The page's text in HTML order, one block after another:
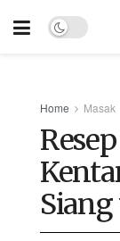
Home Masak